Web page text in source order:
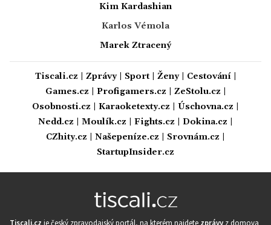
Kim Kardashian
Karlos Vémola
Marek Ztracený
Tiscali.cz Zprávy| Sport| Ženy| Cestování|
Games.cz
Profigamers.cz ZeStolu.cz
Osobnosti.cz
Karaoketexty.cz Úschovna.cz
Nedd.cz
Moulík.cz Fights.cz Dokina.cz
CZhity.cz
Našepeníze.cz Srovnám.cz
StartupInsider.cz
Tiscali.cz je český zpravodajský portál, na kterém najdete zprávy z domova